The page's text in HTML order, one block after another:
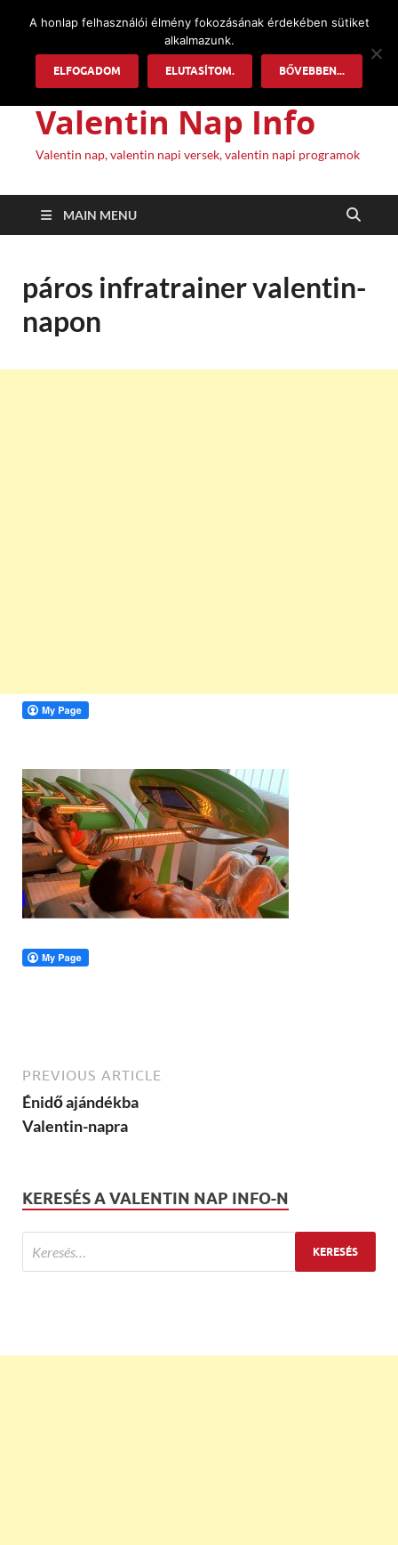
Valentin Nap Info
Valentin nap, valentin napi versek, valentin napi programok
MAIN MENU
páros infratrainer valentin-
napon
PREVIOUS ARTICLE
Énidő ajándékba
Valentin-napra
KERESÉS A VALENTIN NAP INFO-N
A honlap felhasználói élmény fokozásának érdekében sütiket
alkalmazunk.
ELFOGADOM ELUTASÍTOM. BŐVEBBEN...